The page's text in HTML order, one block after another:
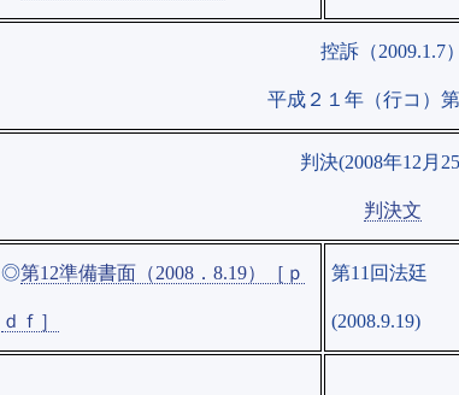
控訴（2009.1.7）
平成２１年（行コ）
判決(2008年12月
判決文
◎第12準備書面（2008．8.19）［ｐ
ｄｆ］
第11回法廷
(2008.9.19)